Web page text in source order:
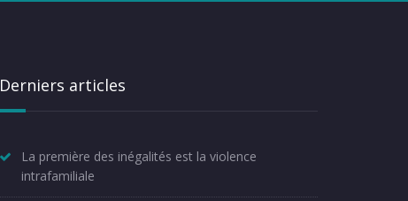
Derniers articles
La première des inégalités est la violence
intrafamiliale